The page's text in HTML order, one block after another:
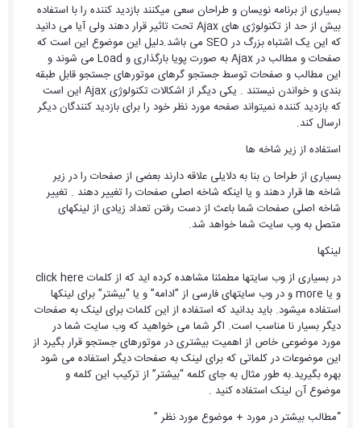
بسیاری از برنامه نویسان و طراحان سعی میکنند بازدید کننده را با استفاده
بیش از حد از تکنولوژی های Ajax تحت تاثیر قرار دهند ولی آیا می دانید
که این یک اشتباه بزرگ در SEO می باشد.دلیل این موضوع این است که
صفحات و مطالب در Ajax به صورت پویا بارگذاری و Load می شوند و
این مطالب و صفحات توسط جستجو گرهای موتورهای جستجو قابل طبقه
بندی و خواندن نیستند . یکی دیگر از اشکالات تکنولوژی Ajax این است
که بازدید کننده نمیتواند صفحه مورد نظر خود را برای بازدید کنندگان دیگر
ارسال کند.
استفاده از زیر شاخه ها
بسیاری از طراحا ن بنا به دلایلی علاقه دارند بعضی از صفحات را در زیر
شاخه ها قرار دهند و یا اینکه شاخه اصلی صفحات را تغییر دهند . تغییر
شاخه اصلی صفحات شما باعث از دست رفتن تعداد زیادی از لینکهای
متصل به وب سایت شما خواهد شد.
لینکها
در بسیاری از وب سایتها مطمئنا مشاهده کرده اید که از کلمات click here
و یا more و در وب سایتهای فارسی از ”ادامه” و یا “بیشتر” برای لینکها
استفاده میشود. باید بدانید که استفاده از این کلمات برای لینک به صفحات
دیگر بسیار نا مناسب است. اگر شما می خواهید که وب سایت شما در
مورد موضوعی خاص از اهمیت بیشتری در موتورهای جستجو قرار بگیرد از
این موضوعات در کلماتی که برای لینک به صفحات دیگر استفاده می شود
بهره بگیرید.به طور مثال به جای کلمه “بیشتر” از ترکیب این کلمه و
موضوع آن لینک استفاده کنید .
“مطالب بیشتر در مورد + موضوع مورد نظر ”